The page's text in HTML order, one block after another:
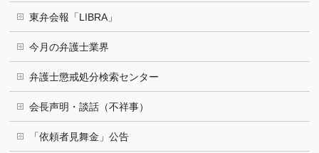
東弁会報「LIBRA」
今月の弁護士業界
弁護士懲戒処分検索センター
会長声明・談話（不祥事）
「依頼者見舞金」公告